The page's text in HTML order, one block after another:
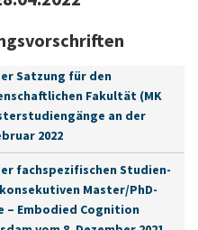
Satzung für den
Fakultät (MK
an der
2022
fachspezifischen Studien-
Master/PhD-
– Embodied Cognition